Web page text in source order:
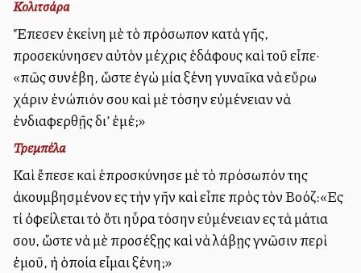
Κολιτσάρα
Ἔπεσεν ἐκείνη μὲ τὸ πρόσωπον κατὰ γῆς,
προσεκύνησεν αὐτὸν μέχρις ἐδάφους καὶ τοῦ εἶπε·
«πῶς συνέβη, ὥστε ἐγὼ μία ξένη γυναῖκα νὰ εὕρω
χάριν ἐνώπιόν σου καὶ μὲ τόσην εὐμένειαν νὰ
ἐνδιαφερθῇς δι’ ἐμέ;»
Τρεμπέλα
Καὶ ἔπεσε καὶ ἐπροσκύνησε μὲ τὸ πρόσωπόν της
ἀκουμβησμένον εἰς τὴν γῆν καὶ εἶπε πρὸς τὸν Βοόζ:«Εἰς
τί ὀφείλεται τὸ ὅτι ηὗρα τόσην εὐμένειαν εἰς τὰ μάτια
σου, ὥστε νὰ μὲ προσέξῃς καὶ νὰ λάβῃς γνῶσιν περὶ
ἐμοῦ, ἡ ὁποία εἶμαι ξένη;»